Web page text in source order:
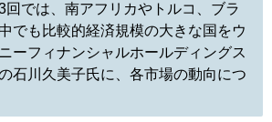
回では、南アフリカやトルコ、ブラ
でも比較的経済規模の大きな国をウ
ーフィナンシャルホールディングス
石川久美子氏に、各市場の動向につ